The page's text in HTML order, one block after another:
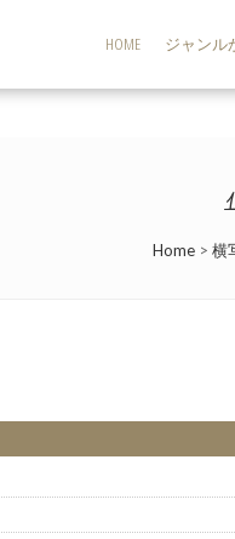
HOME ジャンル
Home> 横